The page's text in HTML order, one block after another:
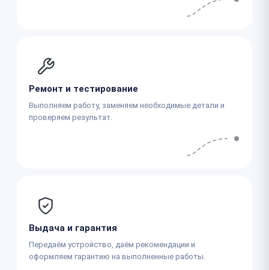
Ремонт и тестирование
Выполняем работу, заменяем необходимые детали и
проверяем результат.
Выдача и гарантия
Передаём устройство, даём рекомендации и
оформляем гарантию на выполненные работы.